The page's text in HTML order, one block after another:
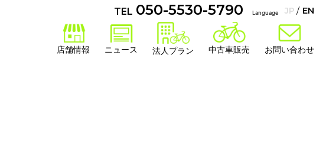
TEL 050-5530-5790 Language JP EN
店舗情報 ニュース 法人プラン 中古車販売 お問い合わせ